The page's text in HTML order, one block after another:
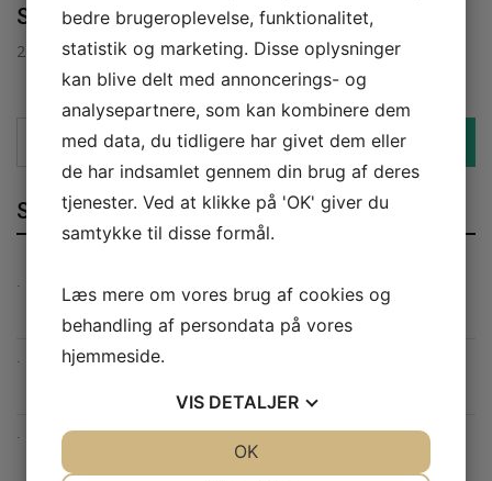
Svendborg til dit hjem
21. september 2025
Seneste indlæg
Sådan planlægger og gennemfører du en effektiv flytning
uden stress
Få en problemfri flytning med et professionelt flyttefirma på
Sådan finder du den rette tandlæge i Korsør for optimal
tandpleje
bedre brugeroplevelse, funktionalitet,
statistik og marketing. Disse oplysninger
kan blive delt med annoncerings- og
analysepartnere, som kan kombinere dem
med data, du tidligere har givet dem eller
de har indsamlet gennem din brug af deres
tjenester. Ved at klikke på 'OK' giver du
samtykke til disse formål.
Læs mere om vores brug af cookies og
behandling af persondata på vores
hjemmeside.
VIS DETALJER
OK